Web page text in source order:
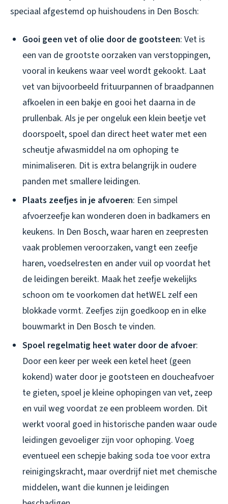
speciaal afgestemd op huishoudens in Den Bosch:
Gooi geen vet of olie door de gootsteen: Vet is
een van de grootste oorzaken van verstoppingen,
vooral in keukens waar veel wordt gekookt. Laat
vet van bijvoorbeeld frituurpannen of braadpannen
afkoelen in een bakje en gooi het daarna in de
prullenbak. Als je per ongeluk een klein beetje vet
doorspoelt, spoel dan direct heet water met een
scheutje afwasmiddel na om ophoping te
minimaliseren. Dit is extra belangrijk in oudere
panden met smallere leidingen.
Plaats zeefjes in je afvoeren: Een simpel
afvoerzeefje kan wonderen doen in badkamers en
keukens. In Den Bosch, waar haren en zeepresten
vaak problemen veroorzaken, vangt een zeefje
haren, voedselresten en ander vuil op voordat het
de leidingen bereikt. Maak het zeefje wekelijks
schoon om te voorkomen dat hetWEL zelf een
blokkade vormt. Zeefjes zijn goedkoop en in elke
bouwmarkt in Den Bosch te vinden.
Spoel regelmatig heet water door de afvoer:
Door een keer per week een ketel heet (geen
kokend) water door je gootsteen en doucheafvoer
te gieten, spoel je kleine ophopingen van vet, zeep
en vuil weg voordat ze een probleem worden. Dit
werkt vooral goed in historische panden waar oude
leidingen gevoeliger zijn voor ophoping. Voeg
eventueel een schepje baking soda toe voor extra
reinigingskracht, maar overdrijf niet met chemische
middelen, want die kunnen je leidingen